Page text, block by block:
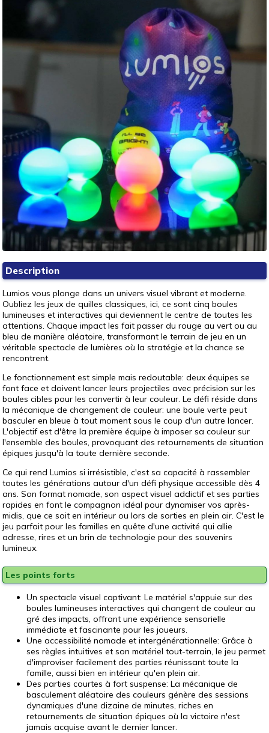
Description
Lumios vous plonge dans un univers visuel vibrant et moderne.
Oubliez les jeux de quilles classiques, ici, ce sont cinq boules
lumineuses et interactives qui deviennent le centre de toutes les
attentions. Chaque impact les fait passer du rouge au vert ou au
bleu de manière aléatoire, transformant le terrain de jeu en un
véritable spectacle de lumières où la stratégie et la chance se
rencontrent.
Le fonctionnement est simple mais redoutable: deux équipes se
font face et doivent lancer leurs projectiles avec précision sur les
boules cibles pour les convertir à leur couleur. Le défi réside dans
la mécanique de changement de couleur: une boule verte peut
basculer en bleue à tout moment sous le coup d'un autre lancer.
L'objectif est d'être la première équipe à imposer sa couleur sur
l'ensemble des boules, provoquant des retournements de situation
épiques jusqu'à la toute dernière seconde.
Ce qui rend Lumios si irrésistible, c'est sa capacité à rassembler
toutes les générations autour d'un défi physique accessible dès 4
ans. Son format nomade, son aspect visuel addictif et ses parties
rapides en font le compagnon idéal pour dynamiser vos après-
midis, que ce soit en intérieur ou lors de sorties en plein air. C'est le
jeu parfait pour les familles en quête d'une activité qui allie
adresse, rires et un brin de technologie pour des souvenirs
lumineux.
Les points forts
Un spectacle visuel captivant: Le matériel s'appuie sur des
boules lumineuses interactives qui changent de couleur au
gré des impacts, offrant une expérience sensorielle
immédiate et fascinante pour les joueurs.
Une accessibilité nomade et intergénérationnelle: Grâce à
ses règles intuitives et son matériel tout-terrain, le jeu permet
d'improviser facilement des parties réunissant toute la
famille, aussi bien en intérieur qu'en plein air.
Des parties courtes à fort suspense: La mécanique de
basculement aléatoire des couleurs génère des sessions
dynamiques d'une dizaine de minutes, riches en
retournements de situation épiques où la victoire n'est
jamais acquise avant le dernier lancer.